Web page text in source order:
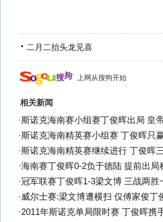
二月二抬头龙见喜
上网从搜狗开始
相关新闻
·斯诺克海南赛小组赛丁俊晖出局 皇
·斯诺克海南精英赛小组赛 丁俊晖只
·斯诺克海南精英赛继续进行 丁俊晖
·海南赛丁俊晖0-2负于德陆 提前出局
·冠军联赛丁俊晖1-3梁文博 三战两胜
·威尔士赛:梁文博遭横扫 仅傅家俊丁
·2011年斯诺克单局限时赛 丁俊晖携